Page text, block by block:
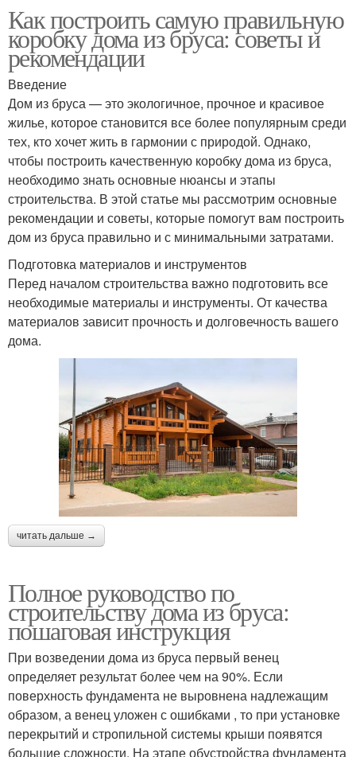
Как построить самую правильную
коробку дома из бруса: советы и
рекомендации
Введение
Дом из бруса — это экологичное, прочное и красивое
жилье, которое становится все более популярным среди
тех, кто хочет жить в гармонии с природой. Однако,
чтобы построить качественную коробку дома из бруса,
необходимо знать основные нюансы и этапы
строительства. В этой статье мы рассмотрим основные
рекомендации и советы, которые помогут вам построить
дом из бруса правильно и с минимальными затратами.
Подготовка материалов и инструментов
Перед началом строительства важно подготовить все
необходимые материалы и инструменты. От качества
материалов зависит прочность и долговечность вашего
дома.
читать дальше →
Полное руководство по
строительству дома из бруса:
пошаговая инструкция
При возведении дома из бруса первый венец
определяет результат более чем на 90%. Если
поверхность фундамента не выровнена надлежащим
образом, а венец уложен с ошибками , то при установке
перекрытий и стропильной системы крыши появятся
большие сложности. На этапе обустройства фундамента